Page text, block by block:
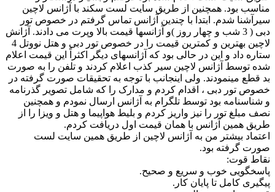
مناسب بود. همچنین از طریق سایت لست سکند با آژانس لاچین
سیرآشنا شدم. ابتدا با چندین آژانس تماس گرفتم در خصوص تور
دبی ( 3 شب و چهار روز )و آژانسها قیمت بالا وپرت می دادند. آژانش
لاچین بهترین و کمترین قیمت را در خصوص تور دبی و هتل نووتل 4
ستاره داد و این در حالی بود که آژانسهای دیگر اکثراً این قیمت اعلام
شده توسط آژانس لاچین سیر کذب اعلام کردند و تلفن را به صورت
بد قطع مینمودند. ولی اینجانب با توجه به تحقیقات صورت گرفته در
خصوص تور دبی ، اقدام کردم و مدارک را که شامل تصویر گذرنامه
و شناسنامه بود توسط تلگرام به آژانس ارسال نمودم و همچنین
نصف مبلغ تور را نیز واریز کردم و بلیط هواپیما و هتل و ویزا را از
طریق همین آژانس با همان قیمت اول دریافت کردم.
اعتماد بیشتر من به آژانس لاچین از طریق همین سایت لست
صورت گرفته بود.
نقاط قوت:
پاسخگویی خوب و سریع و صحیح.
پیگیری کامل تا پایان کار.